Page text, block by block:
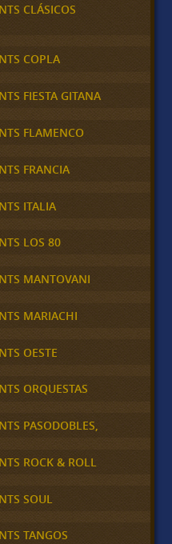
CLÁSICOS
COPLA
FIESTA GITANA
FLAMENCO
FRANCIA
ITALIA
LOS 80
MANTOVANI
MARIACHI
OESTE
ORQUESTAS
PASODOBLES,
ROCK & ROLL
SOUL
TANGOS